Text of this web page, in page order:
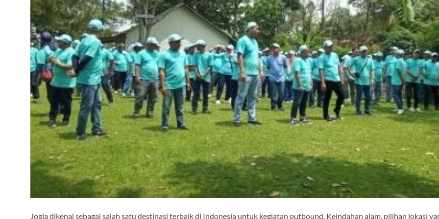
Jogja dikenal sebagai salah satu destinasi terbaik di Indonesia untuk kegiatan outbound. Keindahan alam, pilihan lokasi